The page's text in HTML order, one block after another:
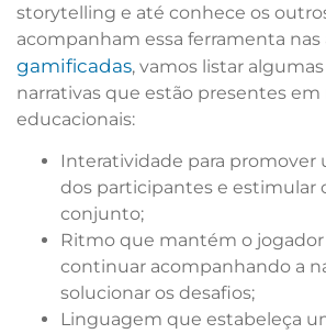
storytelling e até conhece os
acompanham essa ferramenta
gamificadas, vamos listar
narrativas que estão presentes
educacionais:
Interatividade para promover
dos participantes e estimular
conjunto;
Ritmo que mantém o
continuar acompanhando a
solucionar os desafios;
Linguagem que estabeleça